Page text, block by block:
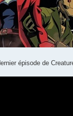
épisode de